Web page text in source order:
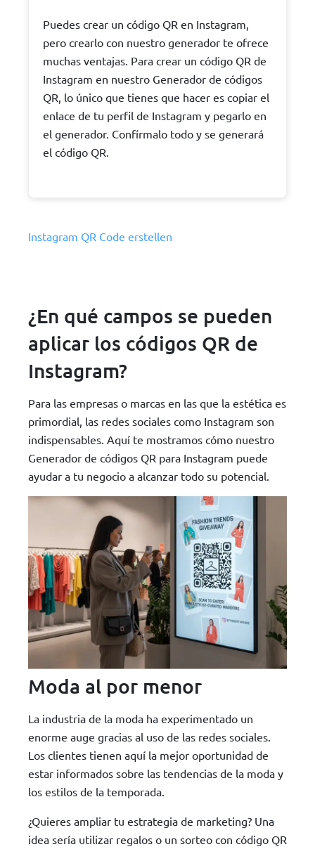
Puedes crear un código QR en Instagram,
pero crearlo con nuestro generador te ofrece
muchas ventajas. Para crear un código QR de
Instagram en nuestro Generador de códigos
QR, lo único que tienes que hacer es copiar el
enlace de tu perfil de Instagram y pegarlo en
el generador. Confírmalo todo y se generará
el código QR.
Instagram QR Code erstellen
¿En qué campos se pueden
aplicar los códigos QR de
Instagram?
Para las empresas o marcas en las que la estética es
primordial, las redes sociales como Instagram son
indispensables. Aquí te mostramos cómo nuestro
Generador de códigos QR para Instagram puede
ayudar a tu negocio a alcanzar todo su potencial.
Moda al por menor
La industria de la moda ha experimentado un
enorme auge gracias al uso de las redes sociales.
Los clientes tienen aquí la mejor oportunidad de
estar informados sobre las tendencias de la moda y
los estilos de la temporada.
¿Quieres ampliar tu estrategia de marketing? Una
idea sería utilizar regalos o un sorteo con código QR